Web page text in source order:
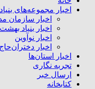
اخبار مجموعه‌های بنیاد
اخبار سازمان
اخبار بنیاد بهشت
اخبار نوآوین
اخبار
اخبار استان‌ها
تجربه نگاری
ارسال خبر
کتابخانه